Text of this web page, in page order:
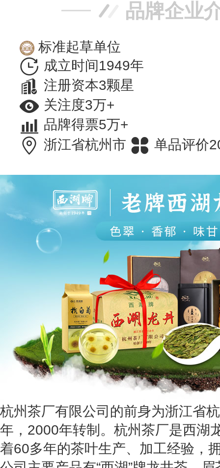
品牌企业
标准起草单位
成立时间1949年
注册资本3颗星
关注度3万+
品牌得票5万+
浙江省杭州市
单品评价
杭州茶厂有限公司的前身为浙江省
年，2000年转制。杭州茶厂是西湖
着60多年的茶叶生产、加工经验，